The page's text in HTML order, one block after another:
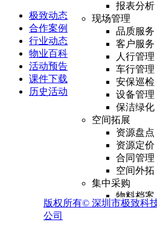
报表分析
现场管理
品质服务
客户服务
人行管理
车行管理
安保巡检
设备管理
保洁绿化
空间拓展
资源盘点
资源定价
合同管理
空间外拓
集中采购
物料档案
采购管理
极致动态
合作案例
行业动态
物业百科
活动预告
课件下载
历史活动
版权所有© 深圳市极致科
公司